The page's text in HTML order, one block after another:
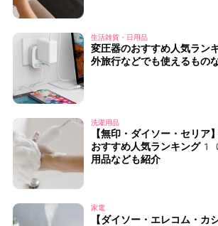
生活雑貨・日用品
変圧器のおすすめ人気ラ
外旅行などでも使えるもの
洗濯用品
【無印・ダイソー・セリア
おすすめ人気ランキング
用品なども紹介
家電
【ダイソー・エレコム・カ